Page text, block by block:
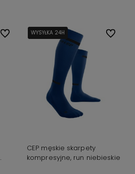
Do ulubionychWYSYŁKA 24H
WYSYŁKA 24H
CEP męskie skarpety
kompresyjne, run niebieskie
Do